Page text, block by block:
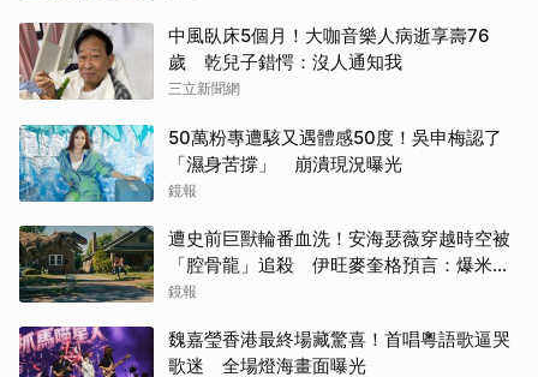
中風臥床5個月！大咖音樂人病逝享壽76
歲 乾兒子錯愕：沒人通知我
三立新聞網
50萬粉專遭駭又遇體感50度！吳申梅認了
「濕身苦撐」 崩潰現況曝光
鏡報
遭史前巨獸輪番血洗！安海瑟薇穿越時空被
「腔骨龍」追殺 伊旺麥奎格預言：爆米花
會灑滿地
鏡報
魏嘉瑩香港最終場藏驚喜！首唱粵語歌逼哭
歌迷 全場燈海畫面曝光